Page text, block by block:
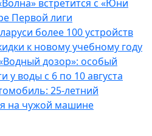
встретится с «Юни
Первой лиги
более 100 устройств
к новому учебному году
дозор»: особый
у воды с 6 по 10 августа
25-летний
на чужой машине